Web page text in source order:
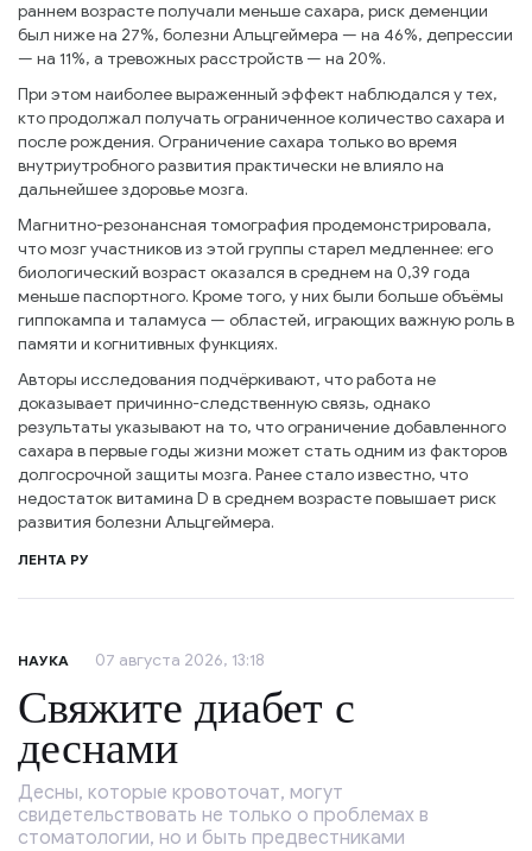
раннем возрасте получали меньше сахара, риск деменции
был ниже на 27%, болезни Альцгеймера — на 46%, депрессии
— на 11%, а тревожных расстройств — на 20%.
При этом наиболее выраженный эффект наблюдался у тех,
кто продолжал получать ограниченное количество сахара и
после рождения. Ограничение сахара только во время
внутриутробного развития практически не влияло на
дальнейшее здоровье мозга.
Магнитно-резонансная томография продемонстрировала,
что мозг участников из этой группы старел медленнее: его
биологический возраст оказался в среднем на 0,39 года
меньше паспортного. Кроме того, у них были больше объёмы
гиппокампа и таламуса — областей, играющих важную роль в
памяти и когнитивных функциях.
Авторы исследования подчёркивают, что работа не
доказывает причинно-следственную связь, однако
результаты указывают на то, что ограничение добавленного
сахара в первые годы жизни может стать одним из факторов
долгосрочной защиты мозга. Ранее стало известно, что
недостаток витамина D в среднем возрасте повышает риск
развития болезни Альцгеймера.
ЛЕНТА РУ
НАУКА 07 августа 2026, 13:18
Свяжите диабет с
деснами
Десны, которые кровоточат, могут
свидетельствовать не только о проблемах в
стоматологии, но и быть предвестниками